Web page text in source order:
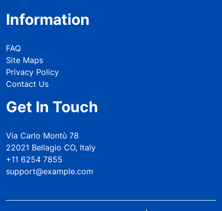
Information
FAQ
Site Maps
Privacy Policy
Contact Us
Get In Touch
Via Carlo Montù 78
22021 Bellagio CO, Italy
+11 6254 7855
support@example.com